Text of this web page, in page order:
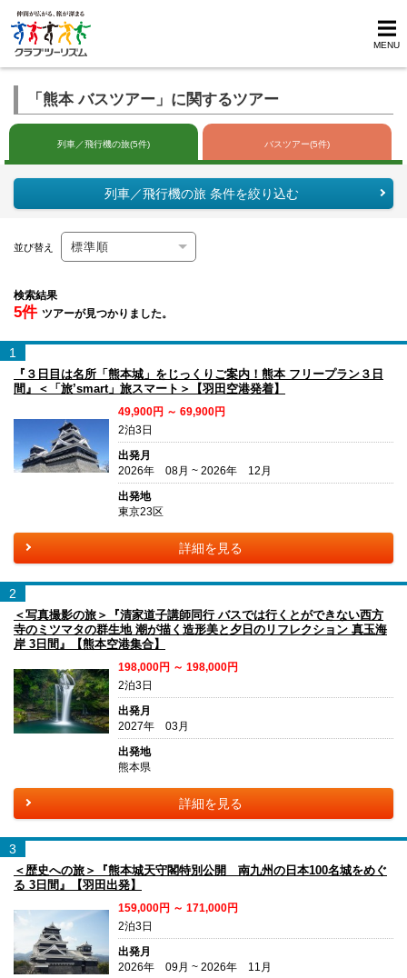
MENU
「熊本 バスツアー」に関するツアー
列車／飛行機の旅(5件) バスツアー(5件)
列車／飛行機の旅 条件を絞り込む
並び替え
検索結果
5件 ツアーが見つかりました。
1
『３日目は名所「熊本城」をじっくりご案内！熊本 フリープラン３日
間』＜「旅’smart」旅スマート＞【羽田空港発着】
49,900円 ～ 69,900円
2泊3日
出発月
2026年 08月 ~ 2026年 12月
出発地
東京23区
詳細を見る
2
＜写真撮影の旅＞『清家道子講師同行 バスでは行くとができない西方
寺のミツマタの群生地 潮が描く造形美と夕日のリフレクション 真玉海
岸 3日間』【熊本空港集合】
198,000円 ～ 198,000円
2泊3日
出発月
2027年 03月
出発地
熊本県
詳細を見る
3
＜歴史への旅＞『熊本城天守閣特別公開 南九州の日本100名城をめぐ
る 3日間』【羽田出発】
159,000円 ～ 171,000円
2泊3日
出発月
2026年 09月 ~ 2026年 11月